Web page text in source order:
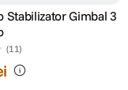
Stabilizator Gimbal 3
(11)